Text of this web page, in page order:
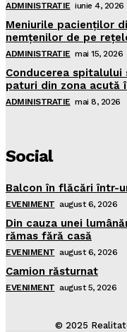
ADMINISTRATIE iunie 4, 2026
Meniurile pacienţilor
nemţenilor de pe
ADMINISTRATIE mai 15, 2026
Conducerea
paturi din zona acută
ADMINISTRATIE mai 8, 2026
Social
Balcon în flăcări într-
EVENIMENT august 6, 2026
Din cauza unei
rămas fără casă
EVENIMENT august 6, 2026
Camion răsturnat
EVENIMENT august 5, 2026
© 2025